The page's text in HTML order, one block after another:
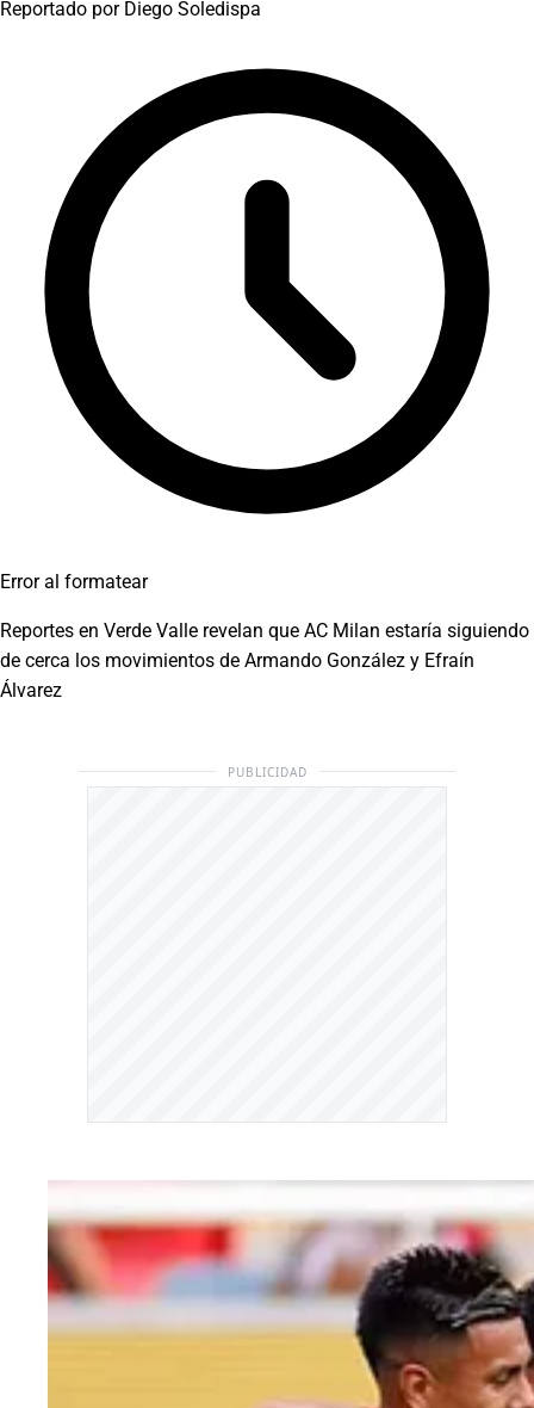
Reportado por Diego Soledispa
Error al formatear
Reportes en Verde Valle revelan que AC Milan estaría siguiendo
de cerca los movimientos de Armando González y Efraín
Álvarez
PUBLICIDAD